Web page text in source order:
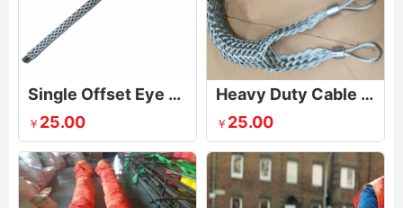
Single Offset Eye Cable Pulling Grip
￥ 25.00
Heavy Duty Cable Pulling Grip
￥ 25.00